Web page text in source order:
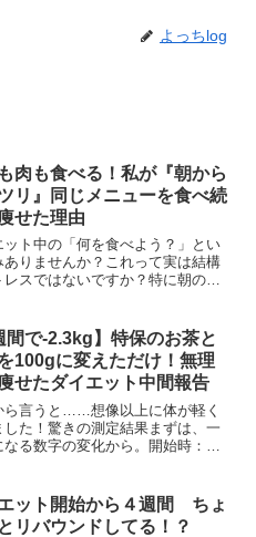
よっちlog
肉も食べる！私が『朝から
リ』同じメニューを食べ続
せた理由
ット中の「何を食べよう？」とい
ありませんか？これって実は結構
レスではないですか？特に朝の忙
。私の鉄板メニュー：栄養フルコ
ずは、私の朝食メニ...
間で-2.3kg】特保のお茶と
100gに変えただけ！無理
せたダイエット中間報告
ら言うと……想像以上に体が軽く
した！驚きの測定結果まずは、一
なる数字の変化から。開始時：
2kg以上の減少。 これまでのダイ
ット開始から４週間 ちょ
リバウンドしてる！？